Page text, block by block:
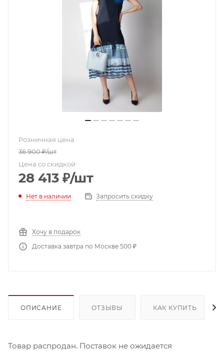
Розничная цена
36 900₽/шт
Цена со скидкой
28 413 ₽/шт
Нет в наличии Запросить скидку
Хочу в подарок
Доставка завтра по Москве 500 ₽
ОПИСАНИЕ ОТЗЫВЫ КАК КУПИТЬ
Товар распродан. Поставок не ожидается